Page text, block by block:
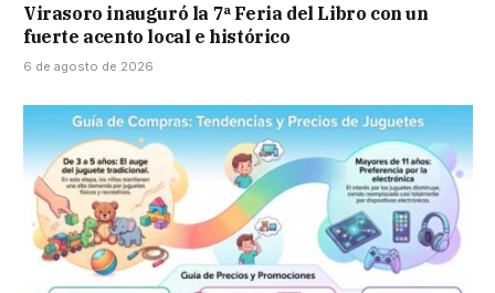
Virasoro inauguró la 7ª Feria del Libro con un
fuerte acento local e histórico
6 de agosto de 2026